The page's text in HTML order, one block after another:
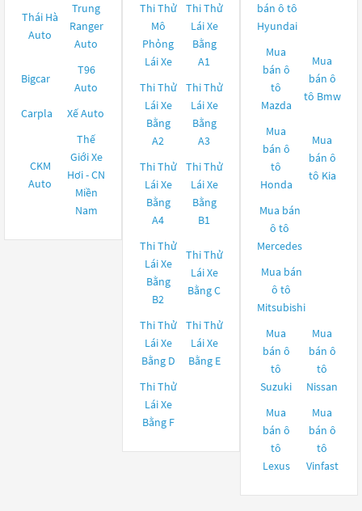
Thái Hà
Auto
Trung
Ranger
Auto
Bigcar
T96
Auto
Carpla
Xế Auto
CKM
Auto
Thế
Giới Xe
Hơi - CN
Miền
Nam
Thi Thử
Mô
Phỏng
Lái Xe
Thi Thử
Lái Xe
Bằng
A1
Thi Thử
Lái Xe
Bằng
A2
Thi Thử
Lái Xe
Bằng
A3
Thi Thử
Lái Xe
Bằng
A4
Thi Thử
Lái Xe
Bằng
B1
Thi Thử
Lái Xe
Bằng
B2
Thi Thử
Lái Xe
Bằng C
Thi Thử
Lái Xe
Bằng D
Thi Thử
Lái Xe
Bằng E
Thi Thử
Lái Xe
Bằng F
bán ô tô
Hyundai
Mua
bán ô
tô
Mazda
Mua
bán ô
tô Bmw
Mua
bán ô
tô
Honda
Mua
bán ô
tô Kia
Mua bán
ô tô
Mercedes
Mua bán
ô tô
Mitsubishi
Mua
bán ô
tô
Suzuki
Mua
bán ô
tô
Nissan
Mua
bán ô
tô
Lexus
Mua
bán ô
tô
Vinfast